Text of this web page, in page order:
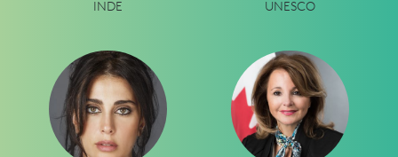
INDE UNESCO